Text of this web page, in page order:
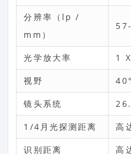
分辨率（lp /
mm）
光学放大率 1
视野 40°
镜头系统
1/4月光探测距离 高
识别距离 高